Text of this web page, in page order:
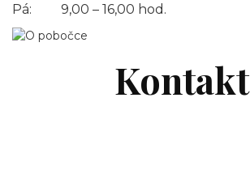
Pá: 9,00 – 16,00 hod.
Kontakt